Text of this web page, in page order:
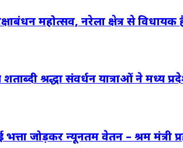
महोत्सव, नरेला क्षेत्र से
श्रद्धा संवर्धन यात्राओं ने मध्य
भत्ता जोड़कर न्यूनतम वेतन – श्रम मंत्री